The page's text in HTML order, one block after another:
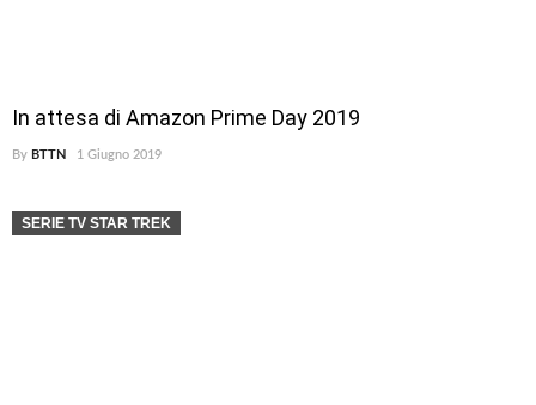
In attesa di Amazon Prime Day 2019
By BTTN 1 Giugno 2019
SERIE TV STAR TREK